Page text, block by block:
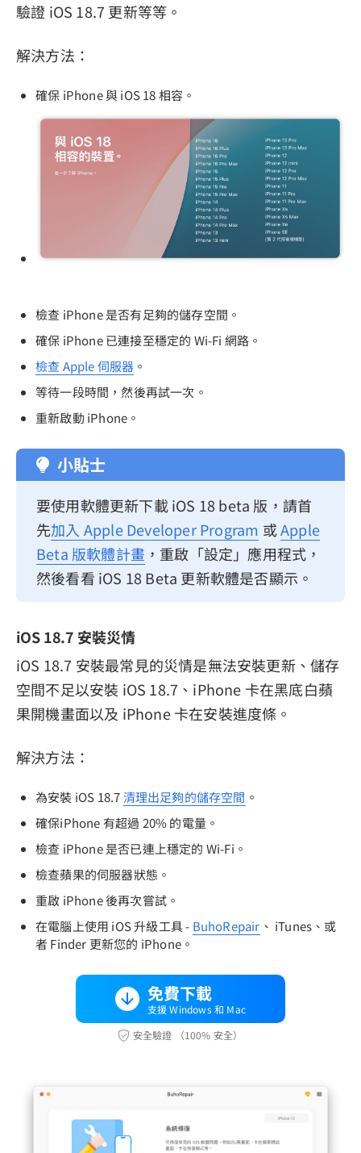
驗證 iOS 18.7 更新等等。
解決方法：
確保 iPhone 與 iOS 18 相容。
檢查 iPhone 是否有足夠的儲存空間。
確保 iPhone 已連接至穩定的 Wi-Fi 網路。
檢查 Apple 伺服​​器 。
等待一段時間，然後再試一次。
重新啟動 iPhone。
小貼士
要使用軟體更新下載 iOS 18 beta 版，請首
先加入 Apple Developer Program 或Apple
Beta 版軟體計畫 ，重啟「設定」應用程式，
然後看看 iOS 18 Beta 更新軟體是否顯示。
iOS 18.7 安裝災情
iOS 18.7 安裝最常見的災情是無法安裝更新、儲存
空間不足以安裝 iOS 18.7、iPhone 卡在黑底白蘋
果開機畫面以及 iPhone 卡在安裝進度條。
解決方法：
為安裝 iOS 18.7清理出足夠的儲存空間 。
確保iPhone 有超過 20% 的電量。
檢查 iPhone 是否已連上穩定的 Wi-Fi。
檢查蘋果的伺服器狀態。
重啟 iPhone 後再次嘗試。
在電腦上使用 iOS 升級工具 - BuhoRepair 、 iTunes、或
者 Finder 更新您的 iPhone。
免費下載
支援 Windows 和 Mac
安全驗證 （100% 安全）